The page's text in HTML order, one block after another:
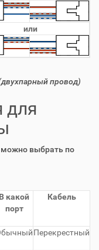
или
провод)
для
можно выбрать по
В какой
порт
Кабель
Перекрестный